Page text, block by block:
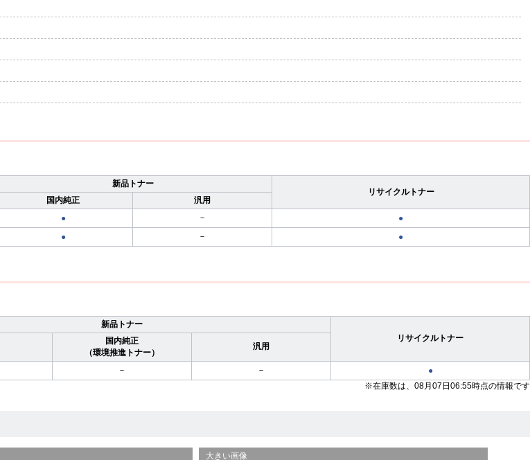
新品トナー
リサイクルトナー
国内純正
汎用
● －
●
● － ●
新品トナー
リサイクルトナー
国内純正
（環境推進トナー）
汎用
－ －
●
※在庫数は、08月07日06:55時点の情報です
大きい画像